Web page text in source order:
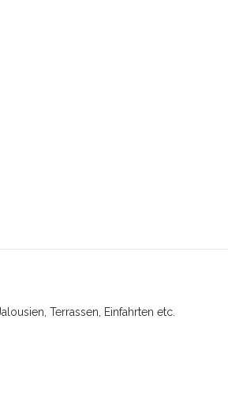
Terrassen, Einfahrten etc.